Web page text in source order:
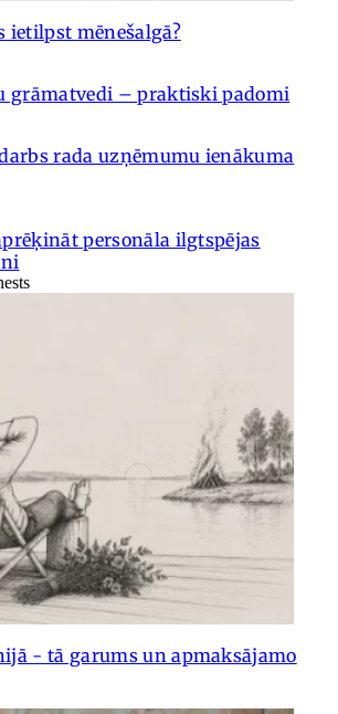
ietilpst mēnešalgā?
grāmatvedi – praktiski padomi
rada uzņēmumu ienākuma
personāla ilgtspējas
- tā garums un apmaksājamo